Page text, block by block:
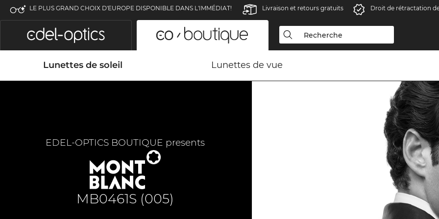
LE PLUS GRAND CHOIX D'EUROPE DISPONIBLE DANS L'IMMÉDIAT! Livraison et retours gratuits Droit de rétractation
Lunettes de soleil Lunettes de vue
MB0461S (005)
EDEL-OPTICS BOUTIQUE presents